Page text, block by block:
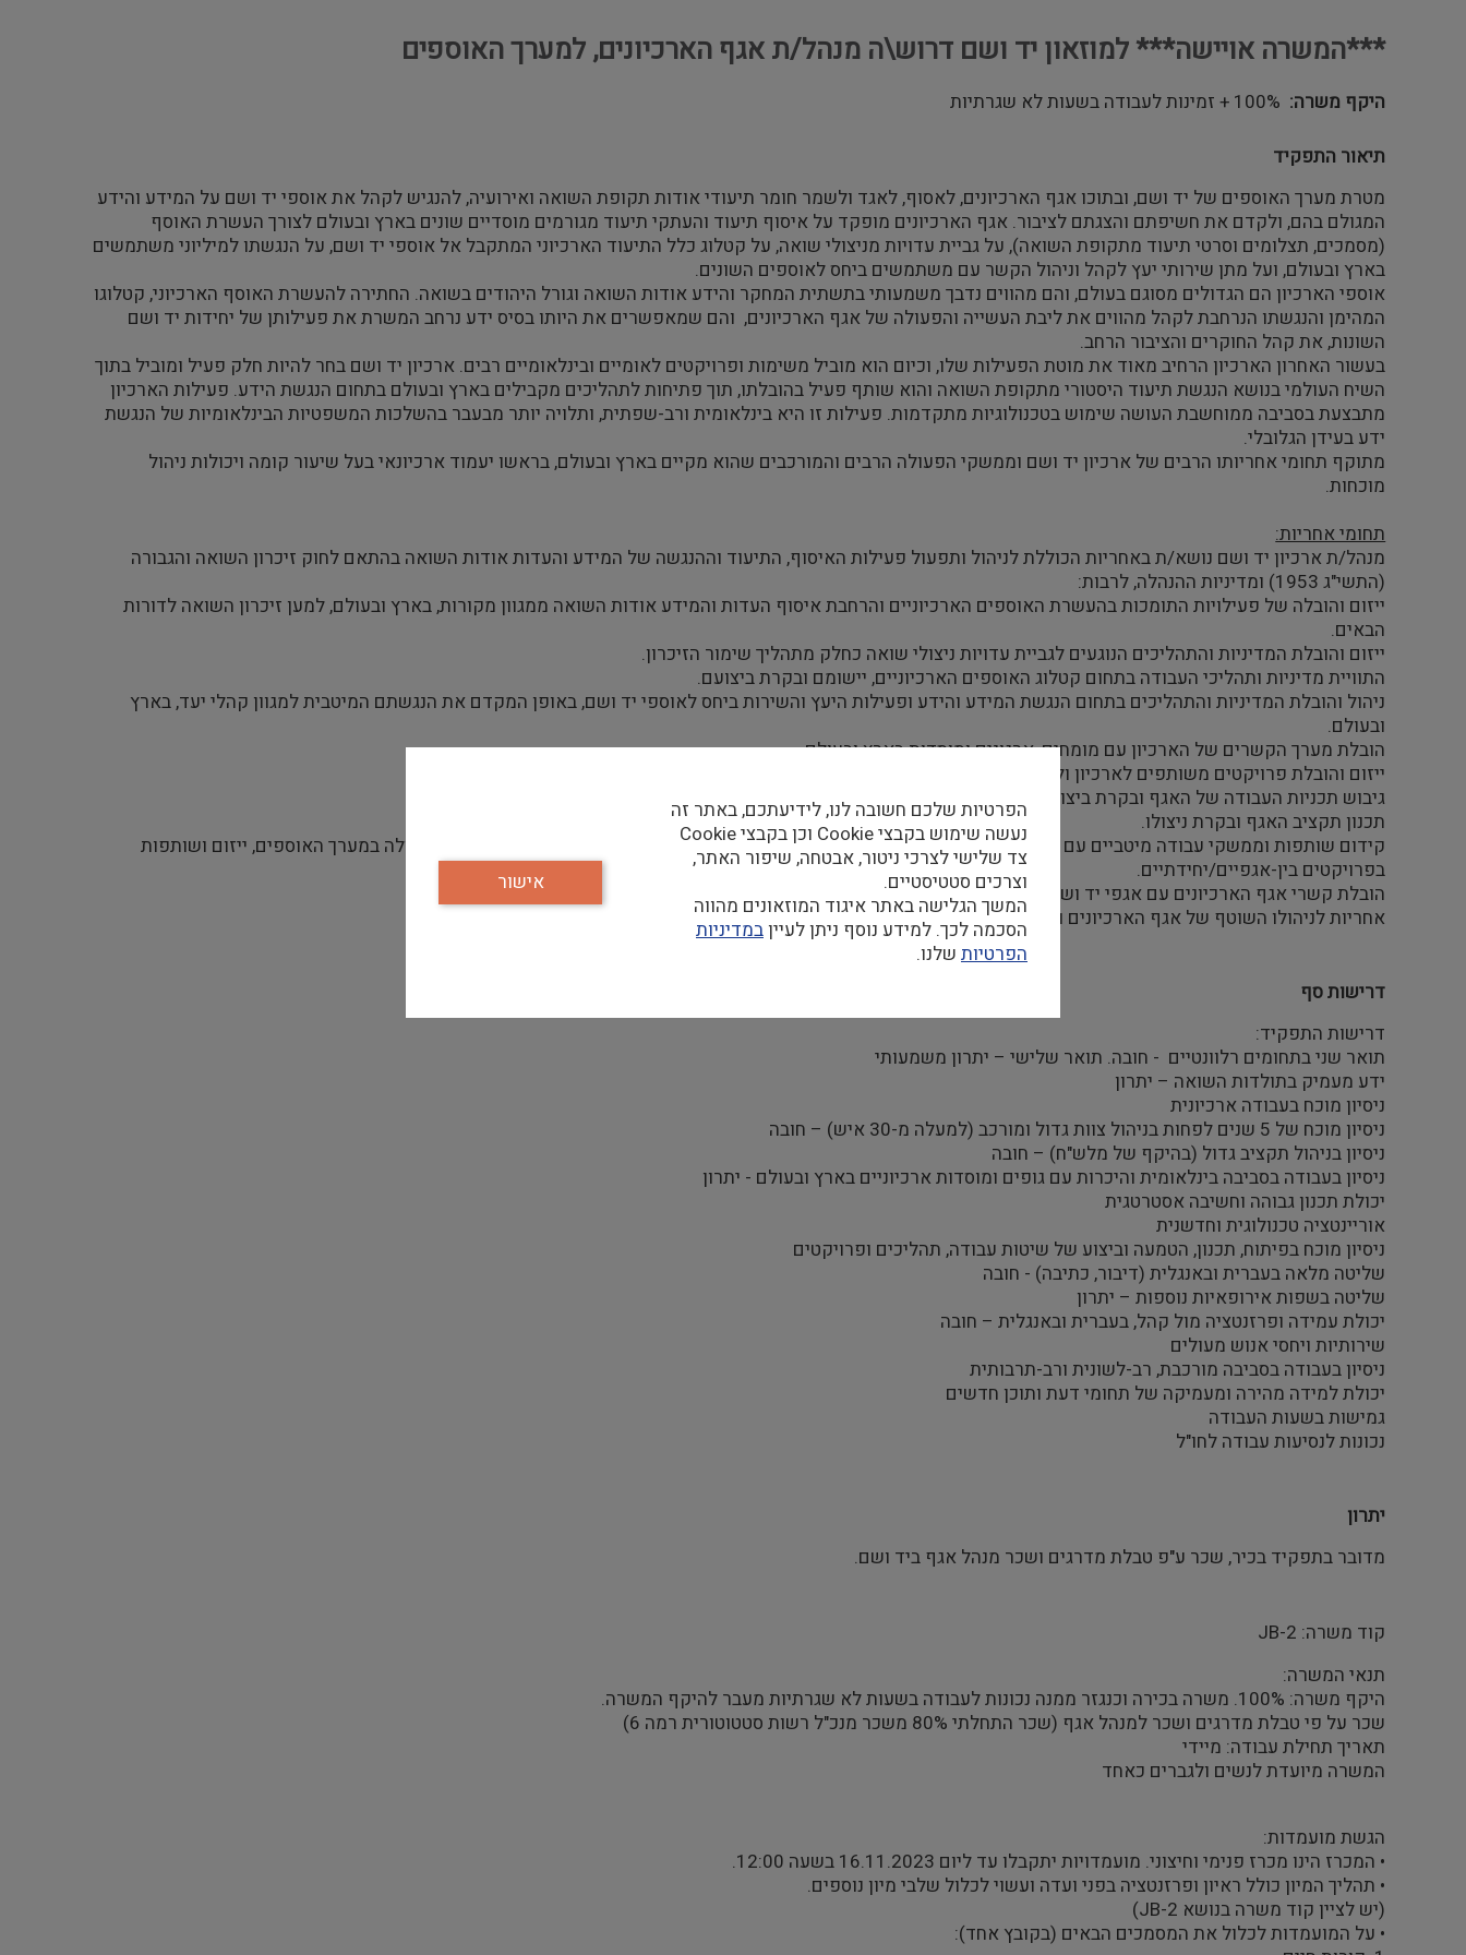
***המשרה אויישה*** למוזאון יד ושם דרוש\ה מנהל/ת אגף הארכיונים, למערך האוספים
היקף משרה 100% + זמינות לעבודה בשעות לא שגרתיות
תיאור התפקיד
מטרת מערך האוספים של יד ושם, ובתוכו אגף הארכיונים, לאסוף, לאגד ולשמר חומר תיעודי אודות תקופת השואה ואירועיה, להנגיש לקהל את אוספי יד ושם על המידע והידע
המגולם בהם, ולקדם את חשיפתם והצגתם לציבור. אגף הארכיונים מופקד על איסוף תיעוד והעתקי תיעוד מגורמים מוסדיים שונים בארץ ובעולם לצורך העשרת האוסף
(מסמכים, תצלומים וסרטי תיעוד מתקופת השואה), על גביית עדויות מניצולי שואה, על קטלוג כלל התיעוד הארכיוני המתקבל אל אוספי יד ושם, על הנגשתו למיליוני משתמשים
בארץ ובעולם, ועל מתן שירותי יעץ לקהל וניהול הקשר עם משתמשים ביחס לאוספים השונים.
אוספי הארכיון הם הגדולים מסוגם בעולם, והם מהווים נדבך משמעותי בתשתית המחקר והידע אודות השואה וגורל היהודים בשואה. החתירה להעשרת האוסף הארכיוני, קטלוגו
המהימן והנגשתו הנרחבת לקהל מהווים את ליבת העשייה והפעולה של אגף הארכיונים, והם שמאפשרים את היותו בסיס ידע נרחב המשרת את פעילותן של יחידות יד ושם
השונות, את קהל החוקרים והציבור הרחב.
בעשור האחרון הארכיון הרחיב מאוד את מוטת הפעילות שלו, וכיום הוא מוביל משימות ופרויקטים לאומיים ובינלאומיים רבים. ארכיון יד ושם בחר להיות חלק פעיל ומוביל בתוך
השיח העולמי בנושא הנגשת תיעוד היסטורי מתקופת השואה והוא שותף פעיל בהובלתו, תוך פתיחות לתהליכים מקבילים בארץ ובעולם בתחום הנגשת הידע. פעילות הארכיון
מתבצעת בסביבה ממוחשבת העושה שימוש בטכנולוגיות מתקדמות. פעילות זו היא בינלאומית ורב-שפתית, ותלויה יותר מבעבר בהשלכות המשפטיות הבינלאומיות של הנגשת
ידע בעידן הגלובלי.
מתוקף תחומי אחריותו הרבים של ארכיון יד ושם וממשקי הפעולה הרבים והמורכבים שהוא מקיים בארץ ובעולם, בראשו יעמוד ארכיונאי בעל שיעור קומה ויכולות ניהול
מוכחות.
תחומי אחריות:
מנהל/ת ארכיון יד ושם נושא/ת באחריות הכוללת לניהול ותפעול פעילות האיסוף, התיעוד וההנגשה של המידע והעדות אודות השואה בהתאם לחוק זיכרון השואה והגבורה
(התשי"ג 1953) ומדיניות ההנהלה, לרבות:
ייזום והובלה של פעילויות התומכות בהעשרת האוספים הארכיוניים והרחבת איסוף העדות והמידע אודות השואה ממגוון מקורות, בארץ ובעולם, למען זיכרון השואה לדורות
הבאים.
ייזום והובלת המדיניות והתהליכים הנוגעים לגביית עדויות ניצולי שואה כחלק מתהליך שימור הזיכרון.
התוויית מדיניות ותהליכי העבודה בתחום קטלוג האוספים הארכיוניים, יישומם ובקרת ביצועם.
ניהול והובלת המדיניות והתהליכים בתחום הנגשת המידע והידע ופעילות היעץ והשירות ביחס לאוספי יד ושם, באופן המקדם את הנגשתם המיטבית למגוון קהלי יעד, בארץ
ובעולם.
הובלת מערך הקשרים של הארכיון עם מומחים, ארגונים ומוסדות בארץ ובעולם.
ייזום והובלת פרויקטים משותפים לארכיון ולשותפים בארץ ובעולם.
גיבוש תכניות העבודה של האגף ובקרת ביצוען.
תכנון תקציב האגף ובקרת ניצולו.
קידום שותפות וממשקי עבודה מיטביים עם מכלול יחידות מערך האוספים, לרבות שותפות בתכנון ויישום תהליכי עבודה וממשקי פעולה במערך האוספים, ייזום ושותפות
בפרויקטים בין-אגפיים/יחידתיים.
הובלת קשרי אגף הארכיונים עם אגפי יד ושם ותיאום הפעילות עמם, בהתאם למדיניות מערך האוספים.
אחריות לניהולו השוטף של אגף הארכיונים ולהנחייתם, ליווים ופיתוחם המקצועי של צוותי האגף.
דרישות סף
דרישות התפקיד:
תואר שני בתחומים רלוונטיים - חובה. תואר שלישי – יתרון משמעותי
ידע מעמיק בתולדות השואה – יתרון
ניסיון מוכח בעבודה ארכיונית
ניסיון מוכח של 5 שנים לפחות בניהול צוות גדול ומורכב (למעלה מ-30 איש) – חובה
ניסיון בניהול תקציב גדול (בהיקף של מלש"ח) – חובה
ניסיון בעבודה בסביבה בינלאומית והיכרות עם גופים ומוסדות ארכיוניים בארץ ובעולם - יתרון
יכולת תכנון גבוהה וחשיבה אסטרטגית
אוריינטציה טכנולוגית וחדשנית
ניסיון מוכח בפיתוח, תכנון, הטמעה וביצוע של שיטות עבודה, תהליכים ופרויקטים
שליטה מלאה בעברית ובאנגלית (דיבור, כתיבה) - חובה
שליטה בשפות אירופאיות נוספות – יתרון
יכולת עמידה ופרזנטציה מול קהל, בעברית ובאנגלית – חובה
שירותיות ויחסי אנוש מעולים
ניסיון בעבודה בסביבה מורכבת, רב-לשונית ורב-תרבותית
יכולת למידה מהירה ומעמיקה של תחומי דעת ותוכן חדשים
גמישות בשעות העבודה
נכונות לנסיעות עבודה לחו"ל
יתרון
מדובר בתפקיד בכיר, שכר ע"פ טבלת מדרגים ושכר מנהל אגף ביד ושם.
קוד משרה: JB-2
תנאי המשרה:
היקף משרה: 100%. משרה בכירה וכנגזר ממנה נכונות לעבודה בשעות לא שגרתיות מעבר להיקף המשרה.
שכר על פי טבלת מדרגים ושכר למנהל אגף (שכר התחלתי 80% משכר מנכ"ל רשות סטטוטורית רמה 6)
תאריך תחילת עבודה: מיידי
המשרה מיועדת לנשים ולגברים כאחד
הגשת מועמדות:
• המכרז הינו מכרז פנימי וחיצוני. מועמדויות יתקבלו עד ליום 16.11.2023 בשעה 12:00.
• תהליך המיון כולל ראיון ופרזנטציה בפני ועדה ועשוי לכלול שלבי מיון נוספים.
(יש לציין קוד משרה בנושא JB-2)
• על המועמדות לכלול את המסמכים הבאים (בקובץ אחד):
הפרטיות שלכם חשובה לנו, לידיעתכם, באתר זה
נעשה שימוש בקבצי Cookie וכן בקבצי Cookie
צד שלישי לצרכי ניטור, אבטחה, שיפור האתר,
וצרכים סטטיסטיים.
המשך הגלישה באתר איגוד המוזאונים מהווה
הסכמה לכך. למידע נוסף ניתן לעייןבמדיניות
הפרטיות שלנו.
אישור